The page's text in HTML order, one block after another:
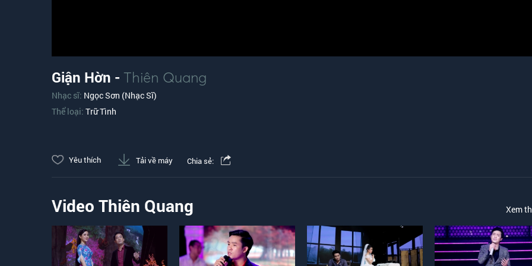
Giận Hờn - Thiên Quang
Nhạc sĩ: Ngọc Sơn (Nhạc Sĩ)
Thể loại: Trữ Tình
Yêu thích Tải về máy Chia sẻ:
Video Thiên Quang Xem